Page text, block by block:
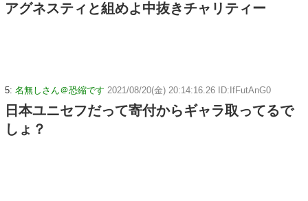
アグネスティと組めよ中抜きチャリティー
5: 名無しさん＠恐縮です 2021/08/20(金) 20:14:16.26 ID:IfFutAnG0
日本ユニセフだって寄付からギャラ取ってるで
しょ？